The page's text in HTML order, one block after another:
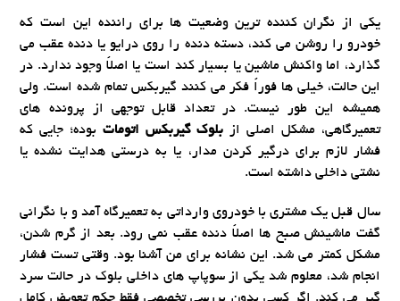
یکی از نگران کننده ترین وضعیت ها برای راننده این است که
خودرو را روشن می کند، دسته دنده را روی درایو یا دنده عقب می
گذارد، اما واکنش ماشین یا بسیار کند است یا اصلاً وجود ندارد. در
این حالت، خیلی ها فوراً فکر می کنند گیربکس تمام شده است. ولی
همیشه این طور نیست. در تعداد قابل توجهی از پرونده های
تعمیرگاهی، مشکل اصلی از بلوک گیربکس اتومات بوده؛ جایی که
فشار لازم برای درگیر کردن مدار، یا به درستی هدایت نشده یا
نشتی داخلی داشته است.
سال قبل یک مشتری با خودروی وارداتی به تعمیرگاه آمد و با نگرانی
گفت ماشینش صبح ها اصلاً دنده عقب نمی رود. بعد از گرم شدن،
مشکل کمتر می شد. این نشانه برای من آشنا بود. وقتی تست فشار
انجام شد، معلوم شد یکی از سوپاپ های داخلی بلوک در حالت سرد
گیر می کند. اگر کسی بدون بررسی تخصصی فقط حکم تعویض کامل